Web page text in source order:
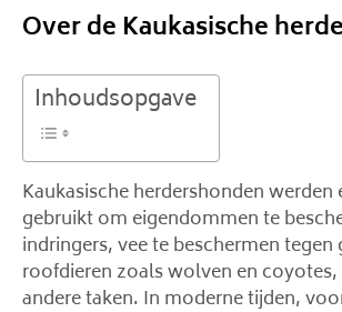
Over de Kaukasische
Inhoudsopgave
Kaukasische herdershonden werden
gebruikt om eigendommen te
indringers, vee te beschermen
roofdieren zoals wolven en
andere taken. In moderne tijden,